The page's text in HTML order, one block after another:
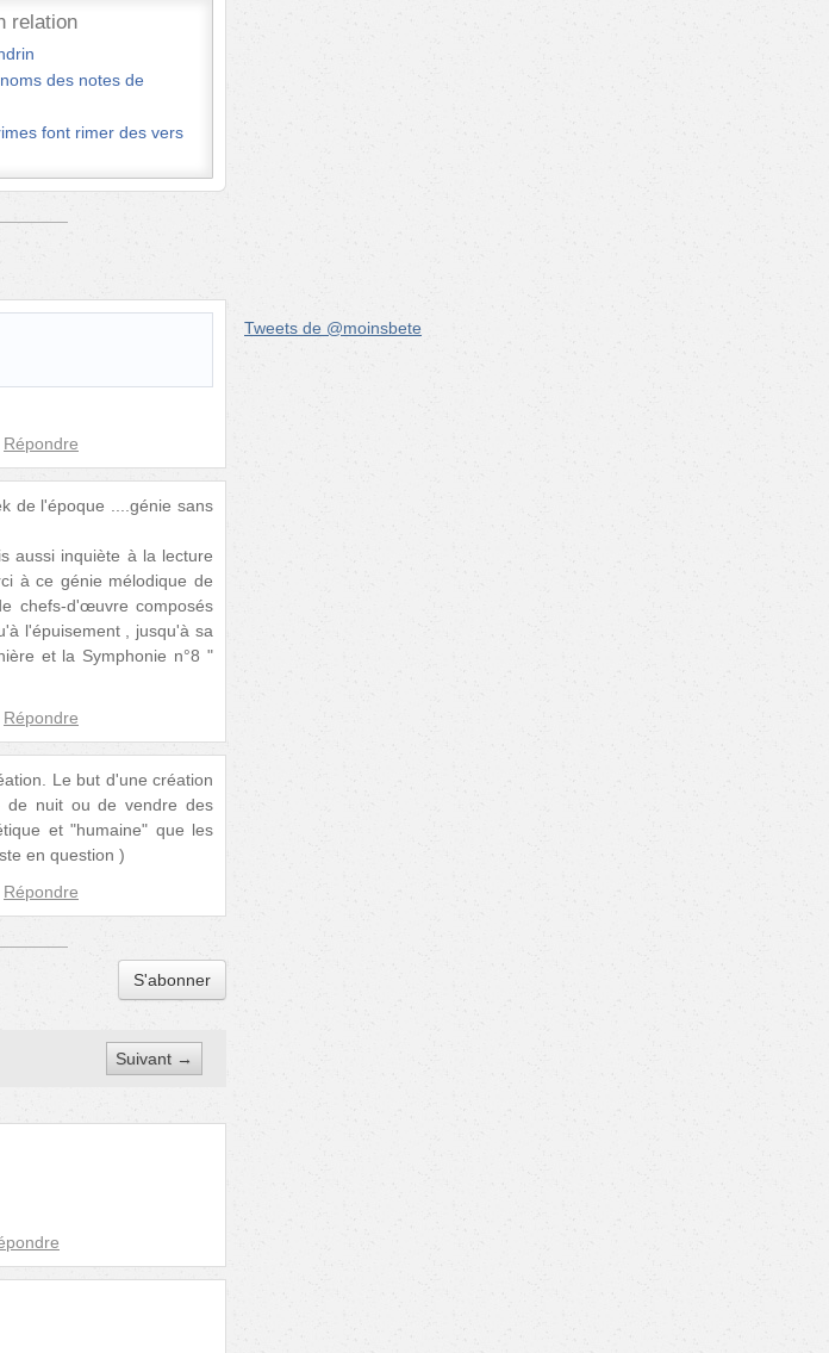
relation
des notes de
font rimer des vers
Répondre
de l'époque ....génie sans
aussi inquiète à la lecture
à ce génie mélodique de
chefs-d'œuvre composés
l'épuisement , jusqu'à sa
et la Symphonie n°8 "
Répondre
Le but d'une création
de nuit ou de vendre des
et "humaine" que les
en question )
Répondre
S'abonner
Suivant →
Tweets de @moinsbete